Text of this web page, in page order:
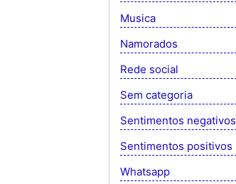
Musica
Namorados
Rede social
Sem categoria
Sentimentos negativos
Sentimentos positivos
Whatsapp